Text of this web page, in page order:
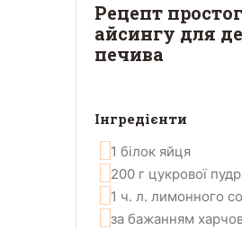
Рецепт
айсингу для
печива
Інгредієнти
1 білок яйця
200 г цукрової
1 ч. л. лимонного
за бажанням